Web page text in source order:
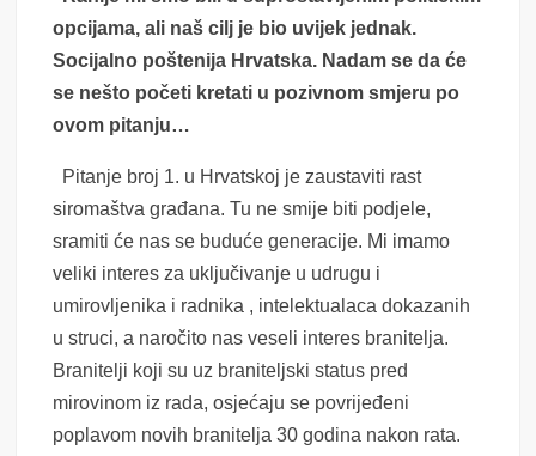
opcijama, ali naš cilj je bio uvijek jednak.
Socijalno poštenija Hrvatska. Nadam se da će
se nešto početi kretati u pozivnom smjeru po
ovom pitanju…
Pitanje broj 1. u Hrvatskoj je zaustaviti rast
siromaštva građana. Tu ne smije biti podjele,
sramiti će nas se buduće generacije. Mi imamo
veliki interes za uključivanje u udrugu i
umirovljenika i radnika , intelektualaca dokazanih
u struci, a naročito nas veseli interes branitelja.
Branitelji koji su uz braniteljski status pred
mirovinom iz rada, osjećaju se povrijeđeni
poplavom novih branitelja 30 godina nakon rata.